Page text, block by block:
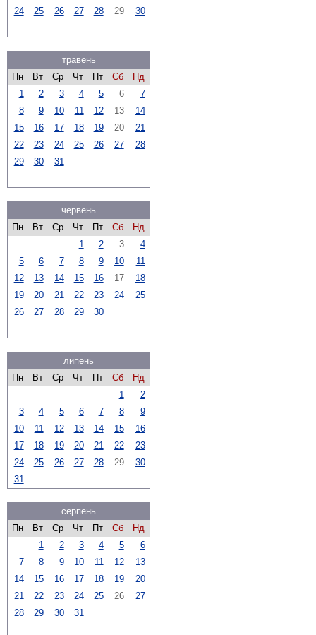
24
25 26 27 28 29 30
травень
Пн
Вт Ср Чт Пт Сб
Нд
1
2 3 4 5 6
7
8
9 10 11 12 13
14
15
16 17 18 19 20
21
22
23 24 25 26 27
28
29
30 31
червень
Пн
Вт Ср Чт Пт Сб
Нд
1
2 3
4
5
6 7 8 9 10
11
12
13 14 15 16 17
18
19
20 21 22 23 24
25
26
27 28 29 30
липень
Пн
Вт Ср Чт Пт Сб
Нд
1
2
3
4 5 6 7 8
9
10
11 12 13 14 15
16
17
18 19 20 21 22
23
24
25 26 27 28 29
30
31
серпень
Пн
Вт Ср Чт Пт Сб
Нд
1
2 3 4 5
6
7
8 9 10 11 12
13
14
15 16 17 18 19
20
21
22 23 24 25 26
27
28
29 30 31